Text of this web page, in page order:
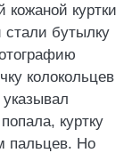
кожаной куртки
стали бутылку
колокольцев
куртку
пальцев. Но